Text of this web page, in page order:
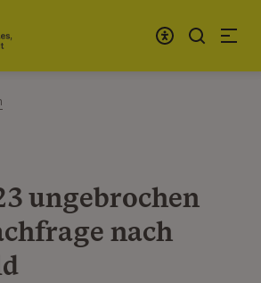
ungebrochen
nach